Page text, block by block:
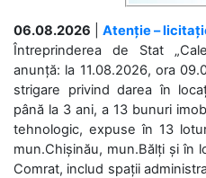
06.08.2026
Atenție –
Întreprinderea de Stat
anunță: la 11.08.2026, ora
strigare privind darea în
până la 3 ani, a 13 bunuri
tehnologic, expuse în 13
mun.Chișinău, mun.Bălți și în
Comrat, includ spații